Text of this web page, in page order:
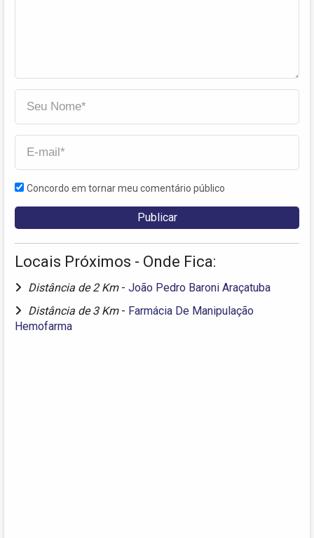
Concordo em tornar meu comentário público
Locais Próximos - Onde Fica:
Distância de 2 Km - João Pedro Baroni Araçatuba
Distância de 3 Km - Farmácia De Manipulação
Hemofarma